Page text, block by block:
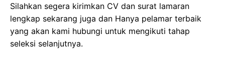
Silahkan segera kirimkan CV dan surat lamaran
lengkap sekarang juga dan Hanya pelamar terbaik
yang akan kami hubungi untuk mengikuti tahap
seleksi selanjutnya.